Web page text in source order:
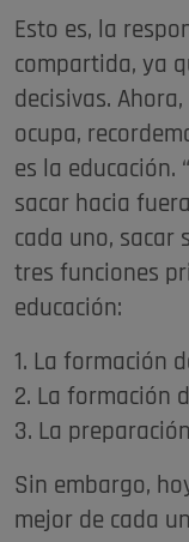
Esto es, la
compartida, ya
decisivas.
ocupa,
es la educación.
sacar hacia
cada uno, sacar
tres funciones
educación:
1. La formación
2. La formación
3. La
Sin embargo,
mejor de cada